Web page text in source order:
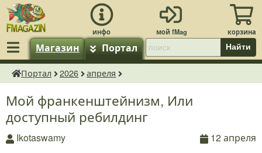
Магазин Портал Найти
fMagazin.ru
Портал 2026 апреля
Мой франкенштейнизм, Или
доступный ребилдинг
Ikotaswamy
12 апреля